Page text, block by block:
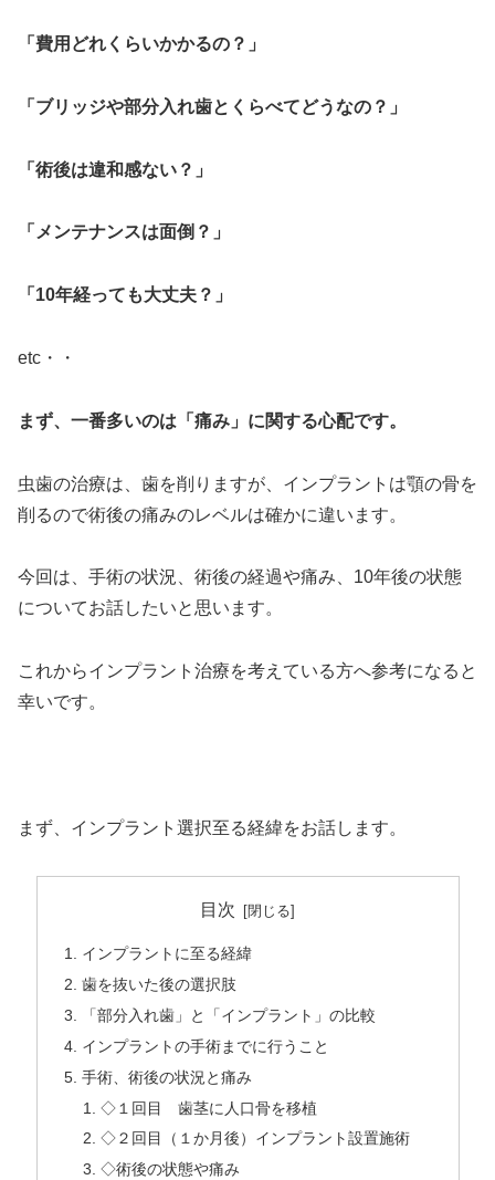
「費用どれくらいかかるの？」
「ブリッジや部分入れ歯とくらべてどうなの？」
「術後は違和感ない？」
「メンテナンスは面倒？」
「10年経っても大丈夫？」
etc・・
まず、一番多いのは「痛み」に関する心配です。
虫歯の治療は、歯を削りますが、インプラントは顎の骨を
削るので術後の痛みのレベルは確かに違います。
今回は、手術の状況、術後の経過や痛み、10年後の状態
についてお話したいと思います。
これからインプラント治療を考えている方へ参考になると
幸いです。
まず、インプラント選択至る経緯をお話します。
目次
インプラントに至る経緯
歯を抜いた後の選択肢
「部分入れ歯」と「インプラント」の比較
インプラントの手術までに行うこと
手術、術後の状況と痛み
◇１回目 歯茎に人口骨を移植
◇２回目（１か月後）インプラント設置施術
◇術後の状態や痛み